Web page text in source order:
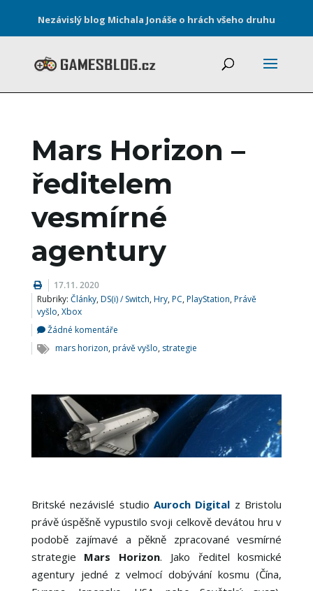
Nezávislý blog Michala Jonáše o hrách všeho druhu
Mars Horizon –
ředitelem
vesmírné
agentury
17.11. 2020
Rubriky: Články,DS(i) / Switch,Hry,PC,PlayStation,Právě
vyšlo,Xbox
Žádné komentáře
mars horizon,právě vyšlo, strategie
Britské nezávislé studio Auroch Digital z Bristolu
právě úspěšně vypustilo svoji celkově devátou hru v
podobě zajímavé a pěkně zpracované vesmírné
strategie Mars Horizon. Jako ředitel kosmické
agentury jedné z velmocí dobývání kosmu (Čína,